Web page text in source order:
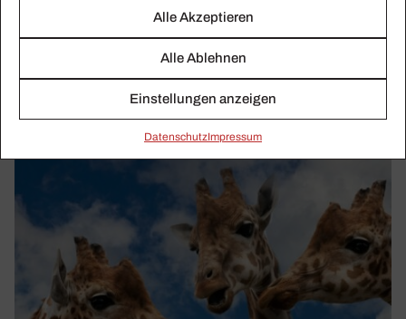
Alle Akzeptieren
Alle Ablehnen
Einstellungen anzeigen
Daten­schutzImpressum
KLASSIKWOCHE 12/2020
CRESCENDO-Nothilfe: Kultur statt Klopa­pier!